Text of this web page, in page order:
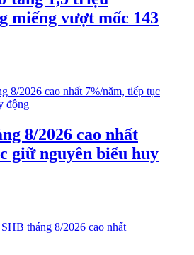
miếng vượt mốc 143
8/2026 cao nhất
giữ nguyên biểu huy